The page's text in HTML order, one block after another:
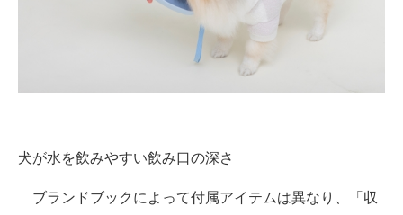
犬が水を飲みやすい飲み口の深さ
ブランドブックによって付属アイテムは異なり、「収